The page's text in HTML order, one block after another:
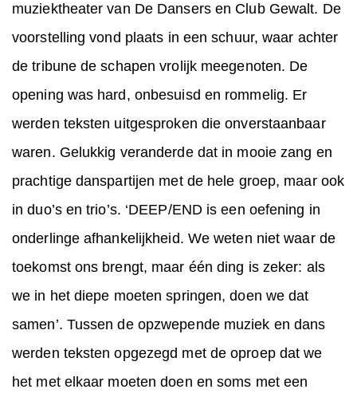
muziektheater van De Dansers en Club Gewalt. De
voorstelling vond plaats in een schuur, waar achter
de tribune de schapen vrolijk meegenoten. De
opening was hard, onbesuisd en rommelig. Er
werden teksten uitgesproken die onverstaanbaar
waren. Gelukkig veranderde dat in mooie zang en
prachtige danspartijen met de hele groep, maar ook
in duo’s en trio’s. ‘DEEP/END is een oefening in
onderlinge afhankelijkheid. We weten niet waar de
toekomst ons brengt, maar één ding is zeker: als
we in het diepe moeten springen, doen we dat
samen’. Tussen de opzwepende muziek en dans
werden teksten opgezegd met de oproep dat we
het met elkaar moeten doen en soms met een